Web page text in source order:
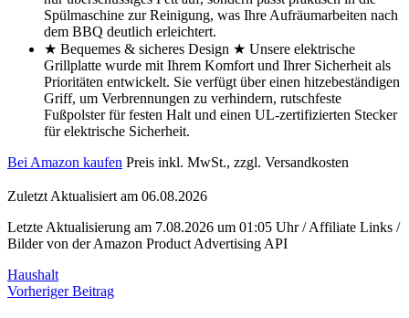
Spülmaschine zur Reinigung, was Ihre Aufräumarbeiten nach
dem BBQ deutlich erleichtert.
★ Bequemes & sicheres Design ★ Unsere elektrische
Grillplatte wurde mit Ihrem Komfort und Ihrer Sicherheit als
Prioritäten entwickelt. Sie verfügt über einen hitzebeständigen
Griff, um Verbrennungen zu verhindern, rutschfeste
Fußpolster für festen Halt und einen UL-zertifizierten Stecker
für elektrische Sicherheit.
Bei Amazon kaufen Preis inkl. MwSt., zzgl. Versandkosten
Zuletzt Aktualisiert am 06.08.2026
Letzte Aktualisierung am 7.08.2026 um 01:05 Uhr / Affiliate Links /
Bilder von der Amazon Product Advertising API
Haushalt
Beitragsnavigation
Vorheriger Beitrag